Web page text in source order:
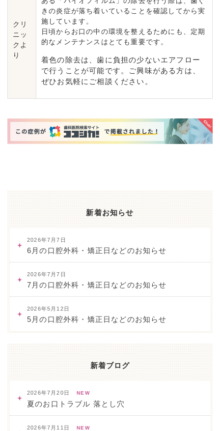
クリ
ニッ
クよ
り
きの炎症が落ち着いていることを確認してから実
施しています。
日頃からお口の中の環境を整えるためにも、定期
的なメンテナンスはとても重要です。
着色の除去は、歯に負担の少ないエアフロー
で行うことが可能です。ご興味がある方は、
ぜひお気軽にご相談ください。
新着お知らせ
2026年7月7日
6月の口腔外科・矯正日などのお知らせ
2026年7月7日
7月の口腔外科・矯正日などのお知らせ
2026年5月12日
5月の口腔外科・矯正日などのお知らせ
新着ブログ
2026年7月20日 NEW
夏のお口トラブル 落とし穴
2026年7月11日 NEW